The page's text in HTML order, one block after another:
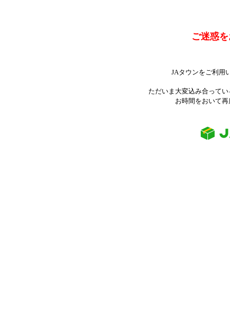
ご迷惑
JAタウンをご利用
ただいま大変込み合って
お時間をおいて